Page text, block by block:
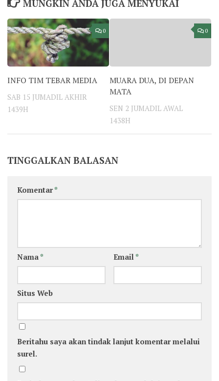
MUNGKIN ANDA JUGA MENYUKAI
0
INFO TIM TEBAR MEDIA
SAB 15 JUMADIL AKHIR
1439H
0
MUARA DUA, DI DEPAN
MATA
SEN 2 JUMADIL AWAL
1438H
TINGGALKAN BALASAN
Komentar*
Nama * Email *
Situs Web
Beritahu saya akan tindak lanjut komentar melalui
surel.